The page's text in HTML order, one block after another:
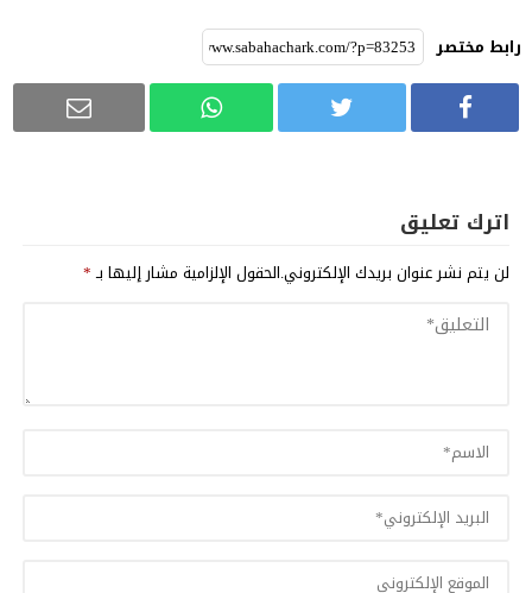
رابط مختصر
اترك تعليق
لن يتم نشر عنوان بريدك الإلكتروني.الحقول الإلزامية مشار إليها بـ*